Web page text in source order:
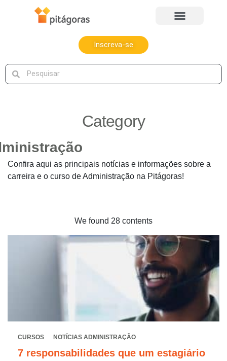
Inscreva-se
Category
Confira aqui as principais notícias e informações sobre a
carreira e o curso de Administração na Pitágoras!
We found 28 contents
CURSOS NOTÍCIAS ADMINISTRAÇÃO
7 responsabilidades que um estagiário